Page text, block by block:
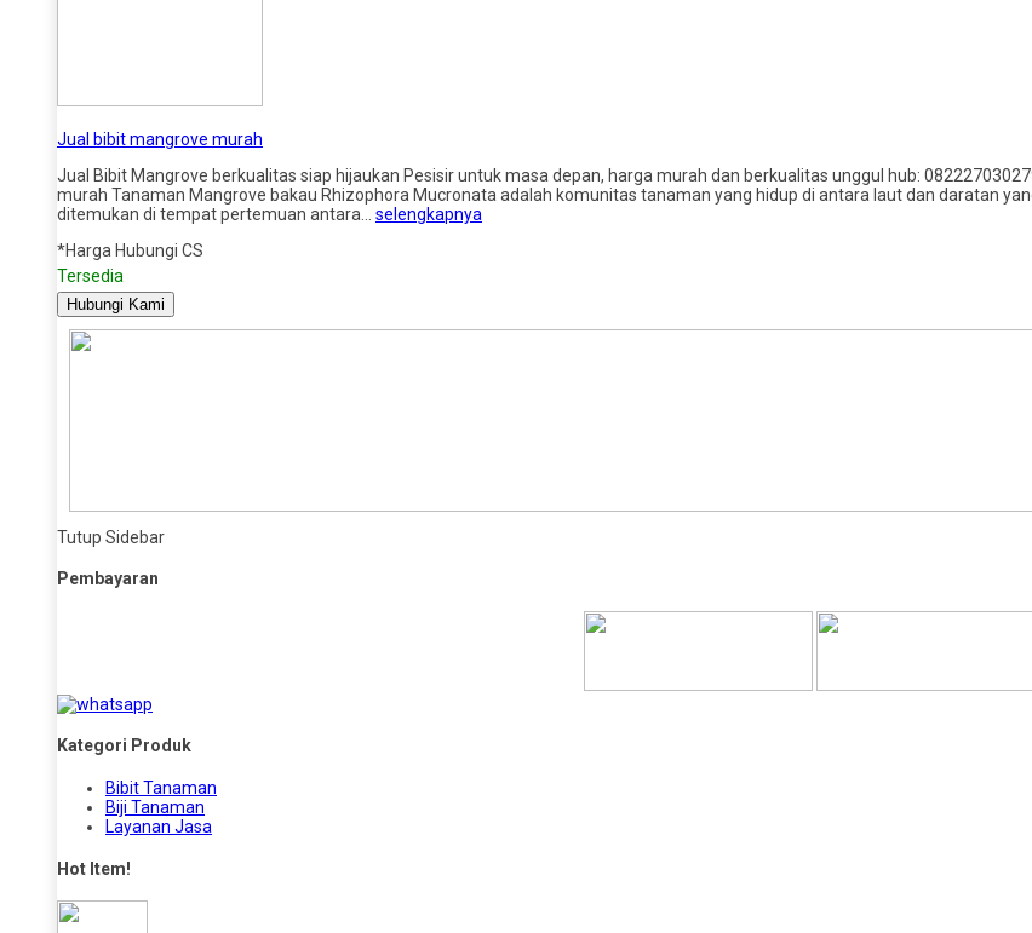
Jual bibit mangrove murah
Jual Bibit Mangrove berkualitas siap hijaukan Pesisir untuk masa depan, harga murah dan berkualitas unggul hub:
murah Tanaman Mangrove bakau Rhizophora Mucronata adalah komunitas tanaman yang hidup di antara laut dan daratan
ditemukan di tempat pertemuan antara… selengkapnya
*Harga Hubungi CS
Tersedia
Hubungi Kami
Tutup Sidebar
Pembayaran
Kategori Produk
Bibit Tanaman
Biji Tanaman
Layanan Jasa
Hot Item!